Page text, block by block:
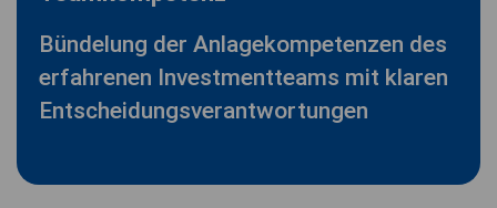
Bündelung der Anlagekompetenzen des
erfahrenen Investmentteams mit klaren
Entscheidungsverantwortungen